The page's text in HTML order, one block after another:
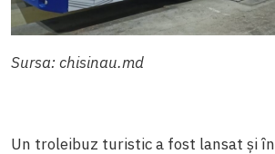
Sursa: chisinau.md
Un troleibuz turistic a fost lansat și în